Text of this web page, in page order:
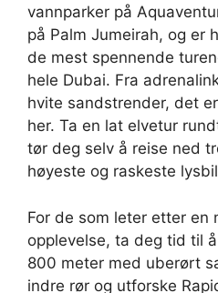
vannparker på
på Palm Jumeirah, og er
de mest spennende
hele Dubai. Fra
hvite sandstrender, det
her. Ta en lat elvetur
tør deg selv å reise ned
høyeste og raskeste
For de som leter etter en
opplevelse, ta deg tid til
800 meter med uberørt
indre rør og utforske